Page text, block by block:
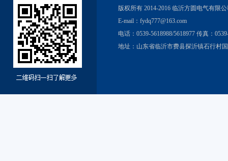
版权所有 2014-2016 临沂方圆电气有限
E-mail：fydq777@163.com
电话：0539-5618988/5618977 传真：
地址：山东省临沂市费县探沂镇石行村